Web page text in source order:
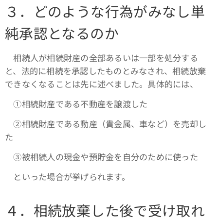
３．どのような行為がみなし単
純承認となるのか
相続人が相続財産の全部あるいは一部を処分する
と、法的に相続を承認したものとみなされ、相続放棄
できなくなることは先に述べました。具体的には、
①相続財産である不動産を譲渡した
➁相続財産である動産（貴金属、車など）を売却し
た
③被相続人の現金や預貯金を自分のために使った
といった場合が挙げられます。
４．相続放棄した後で受け取れ